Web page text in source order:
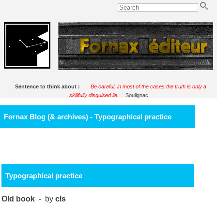
Sentence to think about :
Be careful, in most of the cases the truth is only a
skillfully disguised lie.
Soulignac
Fornax Blog (& archives) - Typographical practice
Typographical practice
Old book - bycls